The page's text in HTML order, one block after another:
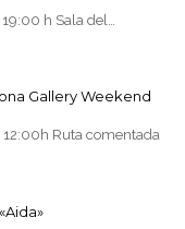
h Sala del…
Gallery Weekend
12:00h Ruta comentada